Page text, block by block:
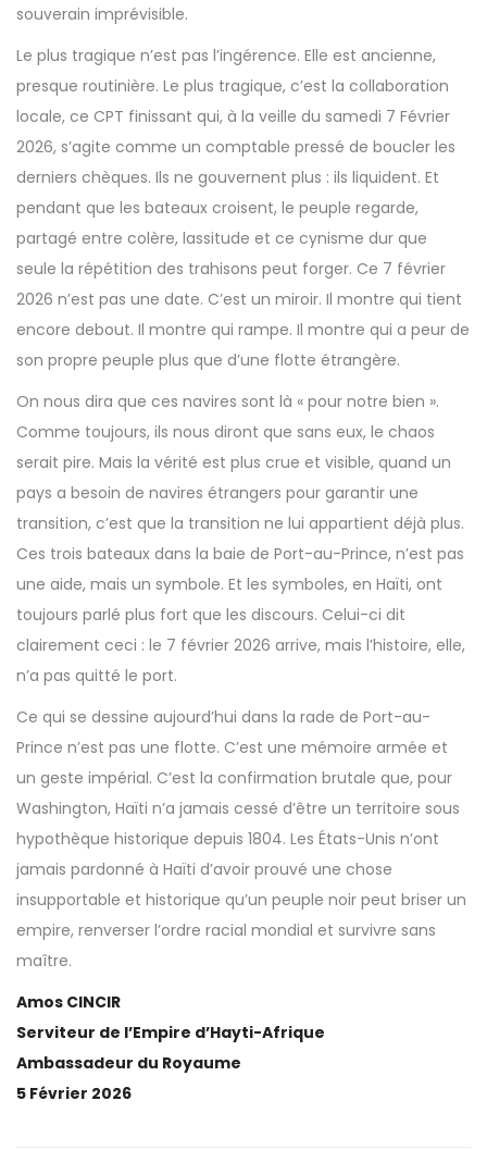
souverain imprévisible.
Le plus tragique n’est pas l’ingérence. Elle est ancienne,
presque routinière. Le plus tragique, c’est la collaboration
locale, ce CPT finissant qui, à la veille du samedi 7 Février
2026, s’agite comme un comptable pressé de boucler les
derniers chèques. Ils ne gouvernent plus : ils liquident. Et
pendant que les bateaux croisent, le peuple regarde,
partagé entre colère, lassitude et ce cynisme dur que
seule la répétition des trahisons peut forger. Ce 7 février
2026 n’est pas une date. C’est un miroir. Il montre qui tient
encore debout. Il montre qui rampe. Il montre qui a peur de
son propre peuple plus que d’une flotte étrangère.
On nous dira que ces navires sont là « pour notre bien ».
Comme toujours, ils nous diront que sans eux, le chaos
serait pire. Mais la vérité est plus crue et visible, quand un
pays a besoin de navires étrangers pour garantir une
transition, c’est que la transition ne lui appartient déjà plus.
Ces trois bateaux dans la baie de Port-au-Prince, n’est pas
une aide, mais un symbole. Et les symboles, en Haïti, ont
toujours parlé plus fort que les discours. Celui-ci dit
clairement ceci : le 7 février 2026 arrive, mais l’histoire, elle,
n’a pas quitté le port.
Ce qui se dessine aujourd’hui dans la rade de Port-au-
Prince n’est pas une flotte. C’est une mémoire armée et
un geste impérial. C’est la confirmation brutale que, pour
Washington, Haïti n’a jamais cessé d’être un territoire sous
hypothèque historique depuis 1804. Les États-Unis n’ont
jamais pardonné à Haïti d’avoir prouvé une chose
insupportable et historique qu’un peuple noir peut briser un
empire, renverser l’ordre racial mondial et survivre sans
maître.
Amos CINCIR
Serviteur de l’Empire d’Hayti-Afrique
Ambassadeur du Royaume
5 Février 2026